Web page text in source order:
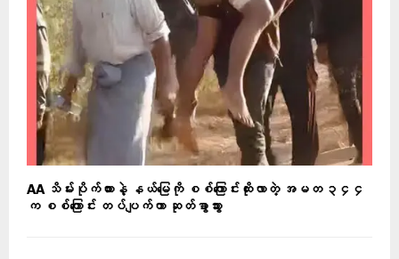
AA သိမ်းပိုက်ထားနဲ့ နယ်မြေကို စစ်ကြောင်းထိုးလာတဲ့ အမတ ၃၄၄
က စစ်ကြောင်း တပ်ပျက်ကာ ဆုတ်ခွာသွား